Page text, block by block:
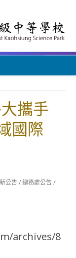
攜手
國際
公告/總務處公告/
archives/8